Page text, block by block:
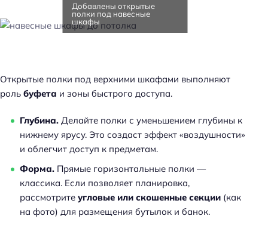
Добавлены открытые
полки под навесные
шкафы
Открытые полки под верхними шкафами выполняют
роль буфета и зоны быстрого доступа.
Глубина. Делайте полки с уменьшением глубины к
нижнему ярусу. Это создаст эффект «воздушности»
и облегчит доступ к предметам.
Форма. Прямые горизонтальные полки —
классика. Если позволяет планировка,
рассмотрите угловые или скошенные секции (как
на фото) для размещения бутылок и банок.